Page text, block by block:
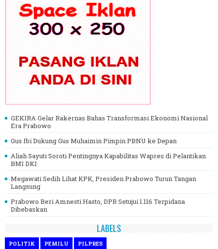
GEKIRA Gelar Rakernas Bahas Transformasi Ekonomi Nasional
Era Prabowo
Gus Ibi Dukung Gus Muhaimin Pimpin PBNU ke Depan
Aliah Sayuti Soroti Pentingnya Kapabilitas Wapres di Pelantikan
BMI DKI
Megawati Sedih Lihat KPK, Presiden Prabowo Turun Tangan
Langsung
Prabowo Beri Amnesti Hasto, DPR Setujui 1.116 Terpidana
Dibebaskan
LABELS
POLITIK PEMILU PILPRES